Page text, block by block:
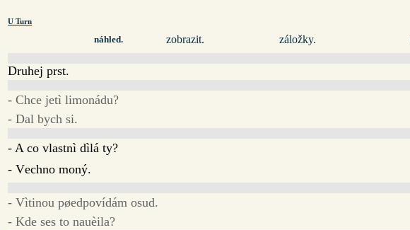
U Turn
náhled. zobrazit. záložky.
Druhej prst.
- Chce jetì limonádu?
- Dal bych si.
- A co vlastnì dìlá ty?
- Vechno moný.
- Vìtinou pøedpovídám osud.
- Kde ses to nauèila?